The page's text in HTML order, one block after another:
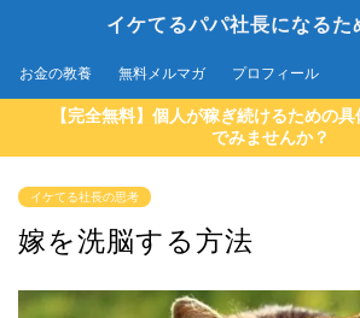
イケてるパパ社長になるた
お金の教養 無料メルマガ プロフィール
【完全無料】個人が稼ぎ続けるための
でみませんか？
イケてる社長の思考
嫁を洗脳する方法